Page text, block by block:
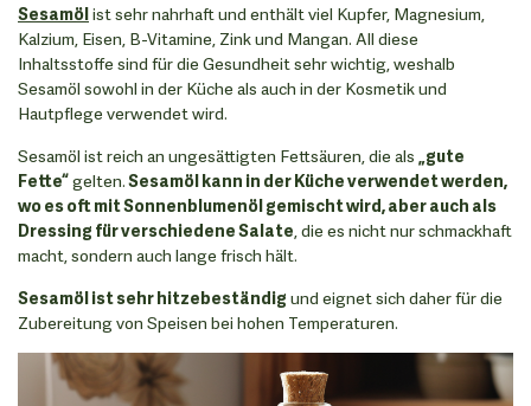
Sesamölist sehr nahrhaft und enthält viel Kupfer, Magnesium,
Kalzium, Eisen, B-Vitamine, Zink und Mangan. All diese
Inhaltsstoffe sind für die Gesundheit sehr wichtig, weshalb
Sesamöl sowohl in der Küche als auch in der Kosmetik und
Hautpflege verwendet wird.
Sesamöl ist reich an ungesättigten Fettsäuren, die als „gute
Fette“gelten.Sesamöl kann in der Küche verwendet werden,
wo es oft mit Sonnenblumenöl gemischt wird, aber auch als
Dressing für verschiedene Salate, die es nicht nur schmackhaft
macht, sondern auch lange frisch hält.
Sesamöl ist sehr hitzebeständig und eignet sich daher für die
Zubereitung von Speisen bei hohen Temperaturen.